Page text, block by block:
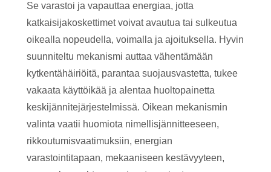
Se varastoi ja vapauttaa energiaa, jotta
katkaisijakoskettimet voivat avautua tai sulkeutua
oikealla nopeudella, voimalla ja ajoituksella. Hyvin
suunniteltu mekanismi auttaa vähentämään
kytkentähäiriöitä, parantaa suojausvastetta, tukee
vakaata käyttöikää ja alentaa huoltopainetta
keskijännitejärjestelmissä. Oikean mekanismin
valinta vaatii huomiota nimellisjännitteeseen,
rikkoutumisvaatimuksiin, energian
varastointitapaan, mekaaniseen kestävyyteen,